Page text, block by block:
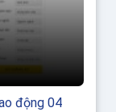
động 04